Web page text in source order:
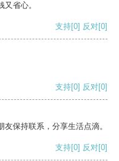
省心。
支持[0] 反对[0]
支持[0] 反对[0]
保持联系，分享生活点滴。
支持[0] 反对[0]